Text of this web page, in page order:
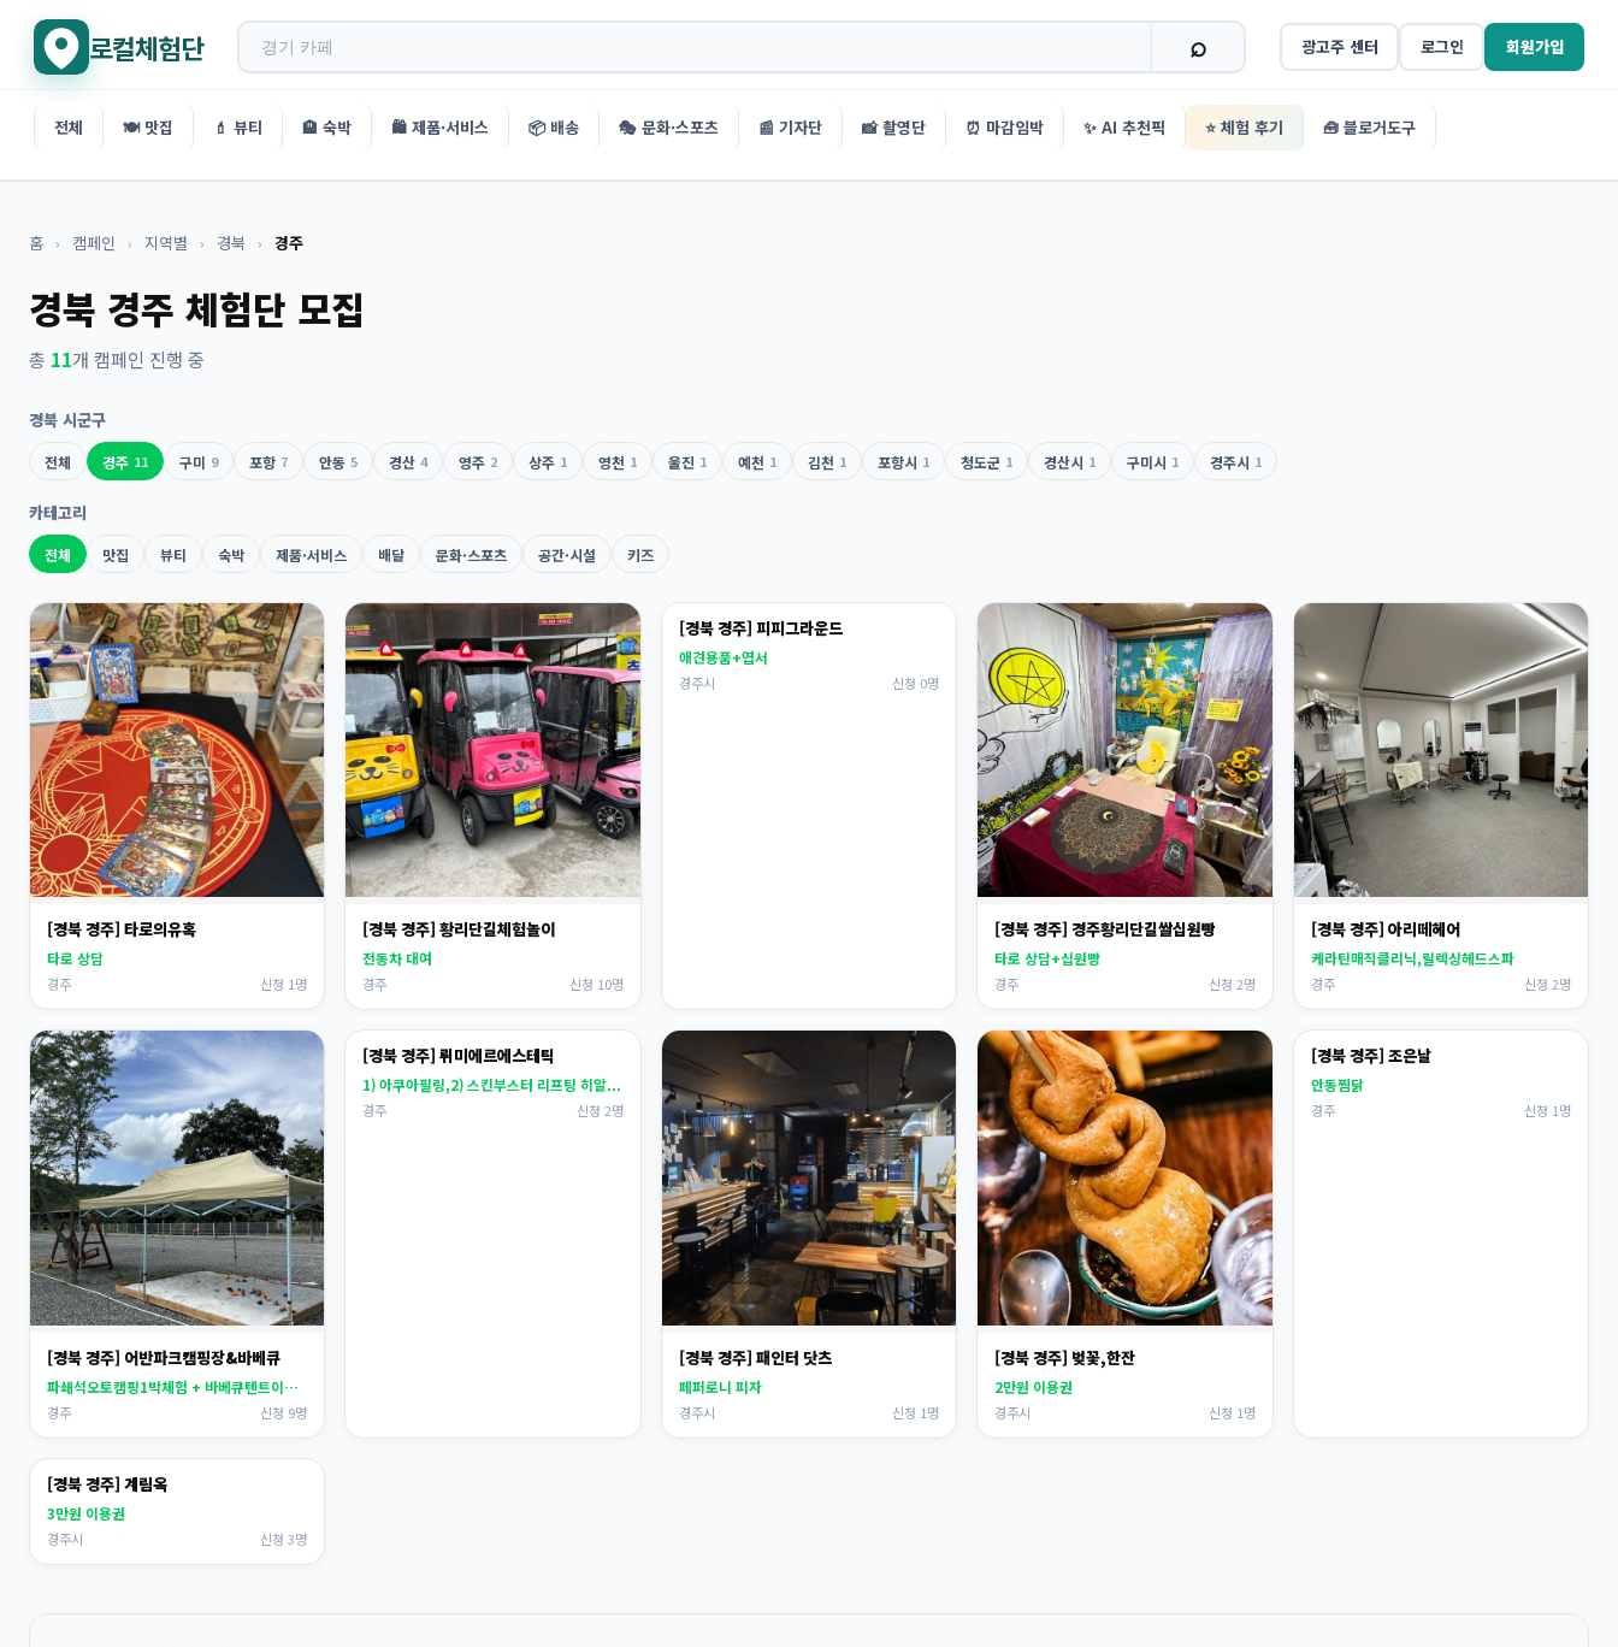
로컬체험단 광고주 센터 로그인 회원가입
전체 🍽️ 맛집 💄 뷰티 🏨 숙박 🛍️ 제품·서비스 📦 배송 🎭 문화·스포츠 📰 기자단 📸 촬영단 ⏰ 마감임박 ✨ AI 추천픽 ⭐ 체험 후기 🧰 블로거도구
홈 › 캠페인 › 지역별 › 경북 › 경주
경북 경주 체험단 모집
총 11개 캠페인 진행 중
경북 시군구
전체 경주 11 구미 9 포항 7 안동 5 경산 4 영주 2 상주 1 영천 1 울진 1 예천 1 김천 1 포항시 1 청도군 1 경산시 1 구미시 1 경주시 1
카테고리
전체 맛집 뷰티 숙박 제품·서비스 배달 문화·스포츠 공간·시설 키즈
[경북 경주] 타로의유혹
타로 상담
경주 신청 1명
[경북 경주] 황리단길체험놀이
전동차 대여
경주 신청 10명
[경북 경주] 피피그라운드
애견용품+엽서
경주시 신청 0명
[경북 경주] 경주황리단길쌀십원빵
타로 상담+십원빵
경주 신청 2명
[경북 경주] 아리떼헤어
케라틴매직클리닉,릴렉싱헤드스파
경주 신청 2명
[경북 경주] 어반파크캠핑장&바베큐
파쇄석오토캠핑1박체험 + 바베큐텐트이용권(고...
경주 신청 9명
[경북 경주] 뤼미에르에스테틱
1) 아쿠아필링,2) 스킨부스터 리프팅 히알...
경주 신청 2명
[경북 경주] 패인터 닷츠
페퍼로니 피자
경주시 신청 1명
[경북 경주] 벚꽃,한잔
2만원 이용권
경주시 신청 1명
[경북 경주] 조은날
안동찜닭
경주 신청 1명
[경북 경주] 계림옥
3만원 이용권
경주시 신청 3명